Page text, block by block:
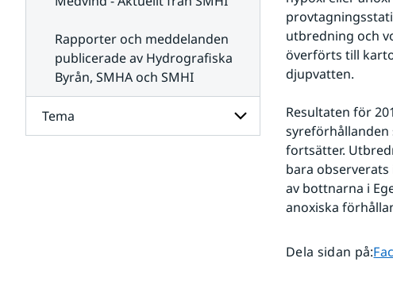
SMHI
Rapporter och meddelanden
publicerade av Hydrografiska
Byrån, SMHA och SMHI
Tema
Undersidor
utbredning och
överförts till
djupvatten.
Resultaten för
syreförhållanden
fortsätter.
bara observerats
av bottnarna i
anoxiska
Dela sidan på: